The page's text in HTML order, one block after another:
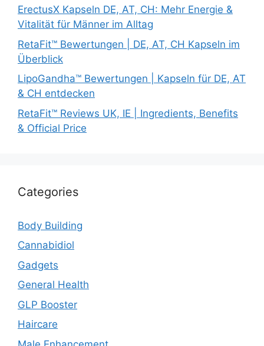
ErectusX Kapseln DE, AT, CH: Mehr Energie &
Vitalität für Männer im Alltag
RetaFit™ Bewertungen | DE, AT, CH Kapseln im
Überblick
LipoGandha™ Bewertungen | Kapseln für DE, AT
& CH entdecken
RetaFit™ Reviews UK, IE | Ingredients, Benefits
& Official Price
Categories
Body Building
Cannabidiol
Gadgets
General Health
GLP Booster
Haircare